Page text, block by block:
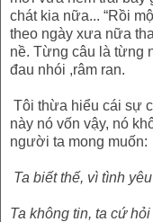
chát kia nữa... “Rồi
theo ngày xưa nữa
nề. Từng câu là từng
đau nhói ,râm ran.
Tôi thừa hiểu cái sự
này nó vốn vậy, nó
người ta mong muốn:
Ta biết thế, vì tình
Ta không tin, ta cứ